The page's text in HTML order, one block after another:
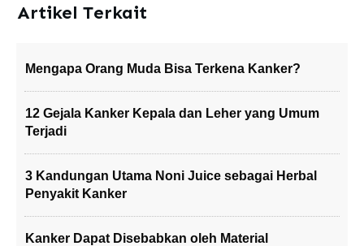
Artikel Terkait
Mengapa Orang Muda Bisa Terkena Kanker?
12 Gejala Kanker Kepala dan Leher yang Umum
Terjadi
3 Kandungan Utama Noni Juice sebagai Herbal
Penyakit Kanker
Kanker Dapat Disebabkan oleh Material